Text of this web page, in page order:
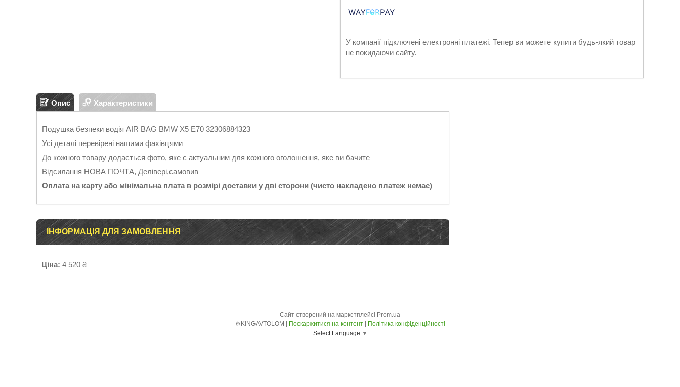
У компанії підключені електронні платежі. Тепер ви можете купити будь-який товар
не покидаючи сайту.
Опис Характеристики
Подушка безпеки водія AIR BAG BMW X5 E70 32306884323
Усі деталі перевірені нашими фахівцями
До кожного товару додається фото, яке є актуальним для кожного оголошення, яке ви бачите
Відсилання НОВА ПОЧТА, Делівері,самовив
Оплата на карту або мінімальна плата в розмірі доставки у дві сторони (чисто накладено платеж немає)
ІНФОРМАЦІЯ ДЛЯ ЗАМОВЛЕННЯ
Ціна: 4 520 ₴
Сайт створений на маркетплейсі Prom.ua
Поскаржитися на контент
Політика конфіденційності
Select Language ▼